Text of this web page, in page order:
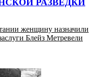
РАЗВЕДКИ
женщину назначили
Блейз Метревели